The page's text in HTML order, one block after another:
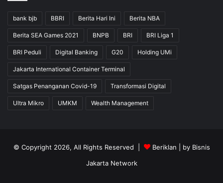
bank bjb BBRI Berita Hari Ini Berita NBA
Berita SEA Games 2021 BNPB BRI BRI Liga 1
BRI Peduli Digital Banking G20 Holding UMi
Jakarta International Container Terminal
Satgas Penanganan Covid-19 Transformasi Digital
Ultra Mikro UMKM Wealth Management
© Copyright 2026, All Rights Reserved | Beriklan | by Bisnis
Jakarta Network